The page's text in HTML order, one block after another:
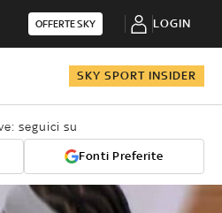
OFFERTE SKY LOGIN
SKY SPORT INSIDER
seguici su
Fonti Preferite